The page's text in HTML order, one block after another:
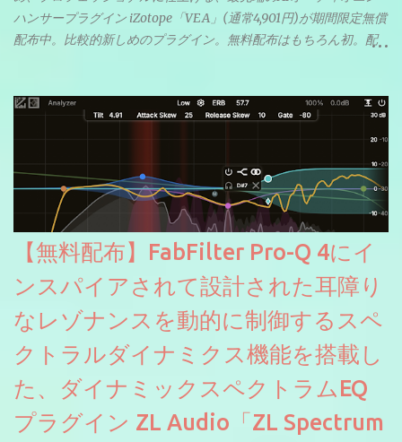
ハンサープラグイン iZotope「VEA」(通常4,901円)が期間限定無償
配布中。比較的新しめのプラグイン。無料配布はもちろん初。配
【無料配布】FabFilter Pro-Q 4にイ
ンスパイアされて設計された耳障り
なレゾナンスを動的に制御するスペ
クトラルダイナミクス機能を搭載し
た、ダイナミックスペクトラムEQ
プラグイン ZL Audio「ZL Spectrum